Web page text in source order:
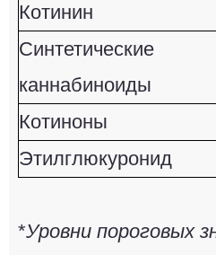
Котинин
Синтетические
каннабиноиды
Котиноны
Этилглюкуронид
*Уровни пороговых